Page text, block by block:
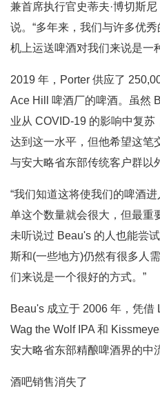
兼首席执行官史蒂夫·博切斯
说。“多年来，我们与许多优
机上运送啤酒对我们来说是一
2019 年，Porter 供应了
Ace Hill 啤酒厂的啤酒。虽然
业从 COVID-19 的影响中复
达到这一水平，但他希望这笔
与安大略省东部传统客户群以
“我们知道这将使我们的啤酒
单这个数量就会很大，但最重
未听说过 Beau's 的人也能尝
斯和(一些地方)仍然有很多人
们来说是一个很好的方式。”
Beau's 成立于 2006 年，凭借
Wag the Wolf IPA 和
安大略省东部精酿啤酒界的中
酒吧销售消失了